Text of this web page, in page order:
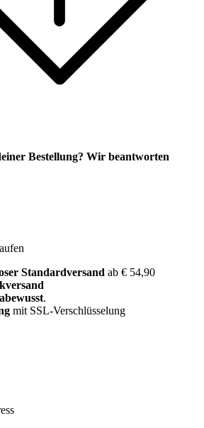
Bestellung? Wir beantworten
Standardversand ab € 54,90
.
mit SSL-Verschlüsselung